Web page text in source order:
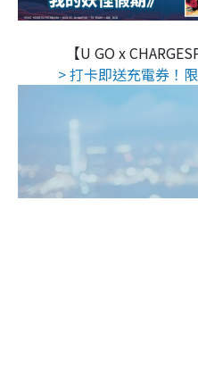
【U GO x
> 打卡即送充電券！